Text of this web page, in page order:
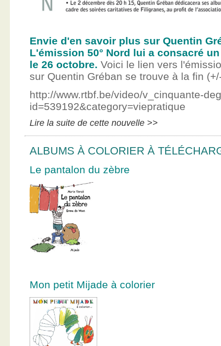
Envie d'en savoir plus sur Quentin
L'émission 50° Nord lui a consacré
le 26 octobre. Voici le lien vers
sur Quentin Gréban se trouve à la fin
http://www.rtbf.be/video/v_cinquante-
id=539192&category=viepratique
Lire la suite de cette nouvelle >>
ALBUMS À COLORIER À
Le pantalon du zèbre
Mon petit Mijade à colorier